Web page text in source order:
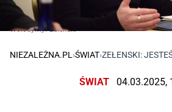
Wołodymyr Zełenski
NIEZALEŻNA.PL ›ŚWIAT›ZEŁENSKI:
ŚWIAT 04.03.2025,